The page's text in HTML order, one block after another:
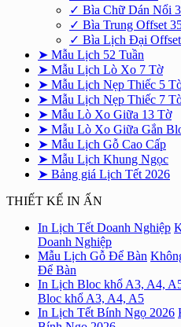
✓ Bìa Chữ Dán Nổi
✓ Bìa Trung Offset
✓ Bìa Lịch Đại
➤ Mẫu Lịch 52 Tuần
➤ Mẫu Lịch Lò Xo 7 Tờ
➤ Mẫu Lịch Nẹp Thiếc 5
➤ Mẫu Lịch Nẹp Thiếc 7
➤ Mẫu Lò Xo Giữa 13 Tờ
➤ Mẫu Lò Xo Giữa Gắn
➤ Mẫu Lịch Gỗ Cao Cấp
➤ Mẫu Lịch Khung Ngọc
➤ Bảng giá Lịch Tết 2026
THIẾT KẾ IN ẤN
In Lịch Tết Doanh Nghiệp
Doanh Nghiệp
Mẫu Lịch Gỗ Để Bàn
Để Bàn
In Lịch Bloc khổ A3, A4,
Bloc khổ A3, A4, A5
In Lịch Tết Bính Ngọ 2026